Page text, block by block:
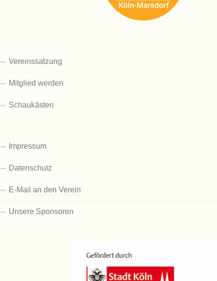
Vereinssatzung
Mitglied werden
Schaukästen
Impressum
Datenschutz
E-Mail an den Verein
Unsere Sponsoren